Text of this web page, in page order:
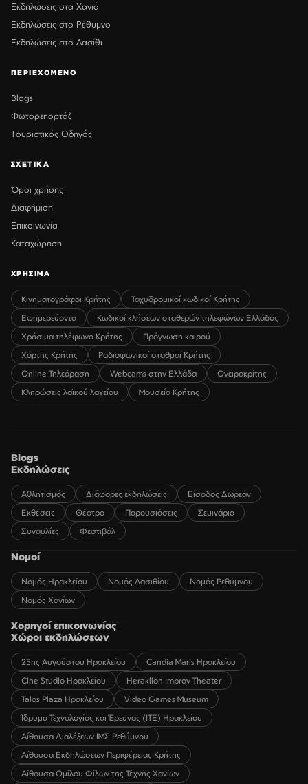
Εκδηλώσεις στα Χανιά
Εκδηλώσεις στο Ρέθυμνο
Εκδηλώσεις στο Λασίθι
ΠΕΡΙΕΧΟΜΕΝΟ
Blogs
Φωτορεπορτάζ
Τουριστικός Οδηγός
ΣΧΕΤΙΚΑ
Όροι χρήσης
Διαφήμιση
Επικοινωνία
Καταχώρηση
ΧΡΗΣΙΜΑ
Κινηματογράφοι Κρήτης
Ταχυδρομικοί κωδικοί Κρήτης
Εφημερεύοντα
Κωδικοί κλήσεων σταθερών τηλεφώνων Ελλάδος
Χρήσιμα τηλέφωνα Κρήτης
Πρόγνωση καιρού
Χάρτης Κρήτης
Ραδιοφωνικοί σταθμοί Κρήτης
Online Τηλεόραση
Webcams στην Ελλάδα
Ονειροκρίτης
Κληρώσεις λαϊκού λαχείου
Μουσεία Κρήτης
Blogs
Εκδηλώσεις
Αθλητισμός Διάφορες εκδηλώσεις
Είσοδος Δωρεάν
Εκθέσεις
Θέατρο Παρουσιάσεις
Σεμινάρια
Συναυλίες
Φεστιβάλ
Νομοί
Νομός Ηρακλείου Νομός Λασιθίου
Νομός Ρεθύμνου
Νομός Χανίων
Χορηγοί επικοινωνίας
Χώροι εκδηλώσεων
25ης Αυγούστου Ηρακλείου
Candia Maris Ηρακλείου
Cine Studio Ηρακλείου
Heraklion Improv Theater
Talos Plaza Ηρακλείου
Video Games Museum
Ίδρυμα Τεχνολογίας και Έρευνας (ΙΤΕ) Ηρακλείου
Αίθουσα Διαλέξεων ΙΜΣ Ρεθύμνου
Αίθουσα Εκδηλώσεων Περιφέρειας Κρήτης
Αίθουσα Ομίλου Φίλων της Τέχνης Χανίων